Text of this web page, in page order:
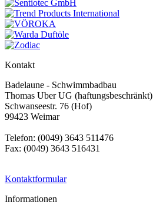
Kontakt
Badelaune - Schwimmbadbau
Thomas Uber UG (haftungsbeschränkt)
Schwanseestr. 76 (Hof)
99423 Weimar
Telefon: (0049) 3643 511476
Fax: (0049) 3643 516431
Kontaktformular
Informationen